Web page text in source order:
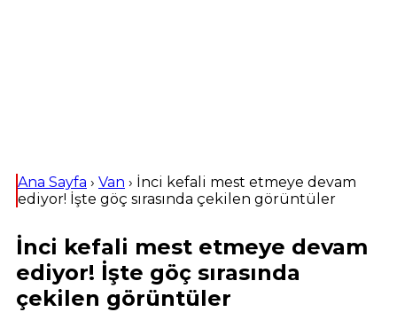
Ana Sayfa › Van › İnci kefali mest etmeye devam
ediyor! İşte göç sırasında çekilen görüntüler
İnci kefali mest etmeye devam
ediyor! İşte göç sırasında
çekilen görüntüler